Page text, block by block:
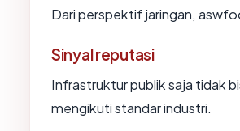
Dari perspektif jaringan,
Sinyal reputasi
Infrastruktur publik saja tidak
mengikuti standar industri.